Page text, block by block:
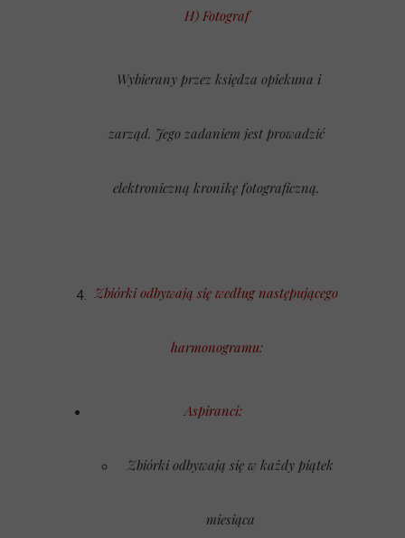
H) Fotograf
Wybierany przez księdza opiekuna i
zarząd. Jego zadaniem jest prowadzić
elektroniczną kronikę fotograficzną.
Zbiórki odbywają się według następującego
harmonogramu:
Aspiranci:
Zbiórki odbywają się w każdy piątek
miesiąca